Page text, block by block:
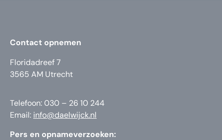
Contact opnemen
Floridadreef 7
3565 AM Utrecht
Telefoon: 030 – 26 10 244
Email: info@daelwijck.nl
Pers en opnameverzoeken: